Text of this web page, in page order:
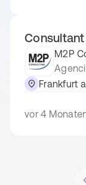
M2P
Frankfurt
vor 4